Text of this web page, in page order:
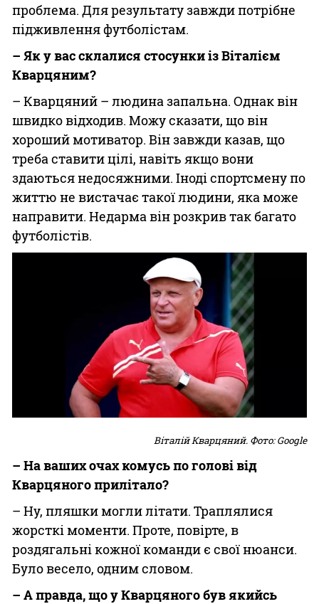
проблема. Для результату завжди потрібне
підживлення футболістам.
– Як у вас склалися стосунки із Віталієм
Кварцяним?
– Кварцяний – людина запальна. Однак він
швидко відходив. Можу сказати, що він
хороший мотиватор. Він завжди казав, що
треба ставити цілі, навіть якщо вони
здаються недосяжними. Іноді спортсмену по
життю не вистачає такої людини, яка може
направити. Недарма він розкрив так багато
футболістів.
Віталій Кварцяний. Фото: Google
– На ваших очах комусь по голові від
Кварцяного прилітало?
– Ну, пляшки могли літати. Траплялися
жорсткі моменти. Проте, повірте, в
роздягальні кожної команди є свої нюанси.
Було весело, одним словом.
– А правда, що у Кварцяного був якийсь